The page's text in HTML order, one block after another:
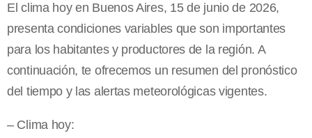
El clima hoy en Buenos Aires, 15 de junio de 2026,
presenta condiciones variables que son importantes
para los habitantes y productores de la región. A
continuación, te ofrecemos un resumen del pronóstico
del tiempo y las alertas meteorológicas vigentes.
– Clima hoy: